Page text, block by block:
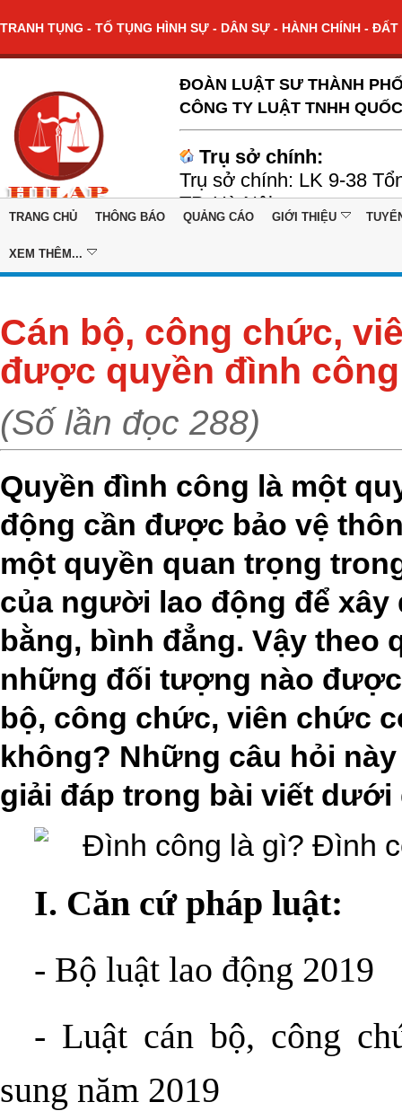
TRANH TỤNG - TỐ TỤNG HÌNH SỰ - DÂN SỰ - HÀNH CHÍNH -
ĐOÀN LUẬT SƯ THÀNH
CÔNG TY LUẬT TNHH
Trụ sở chính:
Trụ sở chính: LK 9-38
TP. Hà Nội
TRANG CHỦ THÔNG BÁO QUẢNG CÁO GIỚI THIỆU
XEM THÊM...
Cán bộ, công chức,
được quyền đình
(Số lần đọc 288)
Quyền đình công là một
động cần được bảo vệ
một quyền quan trọng
của người lao động để
bằng, bình đẳng. Vậy theo
những đối tượng nào
bộ, công chức, viên chức
không? Những câu hỏi
giải đáp trong bài viết dưới
I. Căn cứ pháp luật:
- Bộ luật lao động 2019
- Luật cán bộ, công
sung năm 2019